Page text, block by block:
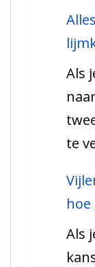
Als
te
hoe
Als